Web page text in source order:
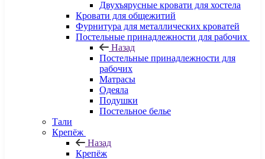
Двухъярусные кровати для хостела
Кровати для общежитий
Фурнитура для металлических кроватей
Постельные принадлежности для рабочих
Назад
Постельные принадлежности для
рабочих
Матрасы
Одеяла
Подушки
Постельное белье
Тали
Крепёж
Назад
Крепёж